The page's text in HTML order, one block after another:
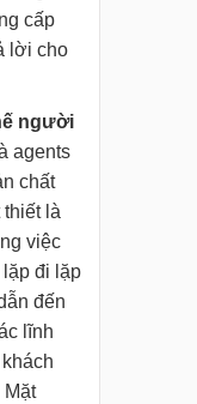
cấp
lời cho
người
agents
chất
thiết là
việc
đi lặp
đến
lĩnh